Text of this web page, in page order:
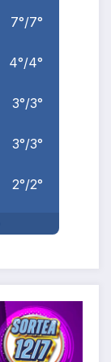
7°/7°
4°/4°
3°/3°
3°/3°
2°/2°